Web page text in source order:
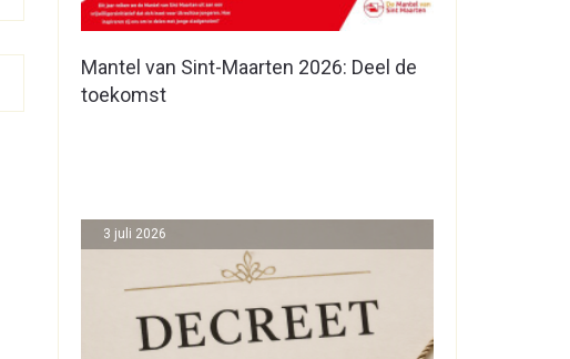
Mantel van Sint-Maarten 2026: Deel de
toekomst
3 juli 2026